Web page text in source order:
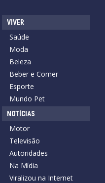
VIVER
Saúde
Moda
Beleza
Beber e Comer
Esporte
Mundo Pet
NOTÍCIAS
Motor
Televisão
Autoridades
Na Mídia
Viralizou na Internet